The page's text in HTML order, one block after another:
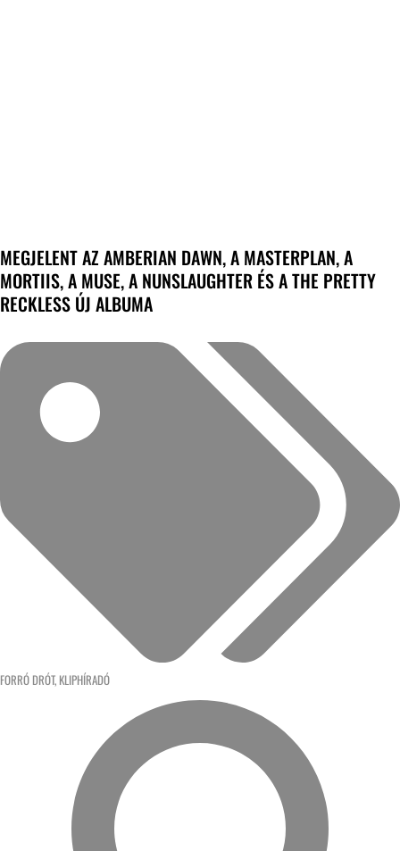
MEGJELENT AZ AMBERIAN DAWN, A MASTERPLAN, A
MORTIIS, A MUSE, A NUNSLAUGHTER ÉS A THE PRETTY
RECKLESS ÚJ ALBUMA
FORRÓ DRÓT, KLIPHÍRADÓ